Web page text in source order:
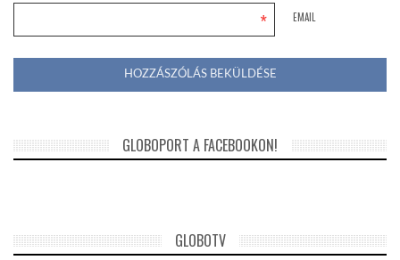
EMAIL
*
GLOBOPORT A FACEBOOKON!
GLOBOTV